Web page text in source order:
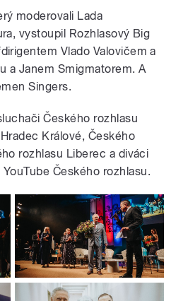
moderovali Lada
vystoupil Rozhlasový Big
Vlado Valovičem a
a Janem Smigmatorem. A
Singers.
Českého rozhlasu
Králové, Českého
rozhlasu Liberec a diváci
Českého rozhlasu.